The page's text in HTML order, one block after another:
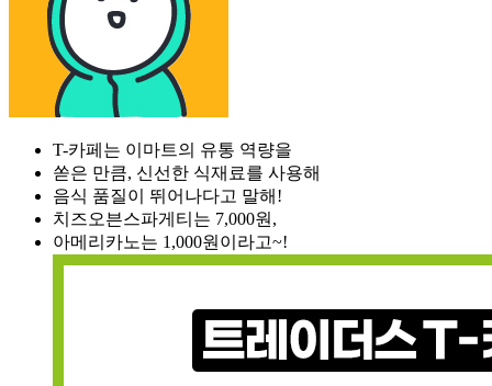
T-카페는 이마트의 유통 역량을
쏟은 만큼, 신선한 식재료를 사용해
음식 품질이 뛰어나다고 말해!
치즈오븐스파게티는 7,000원,
아메리카노는 1,000원이라고~!